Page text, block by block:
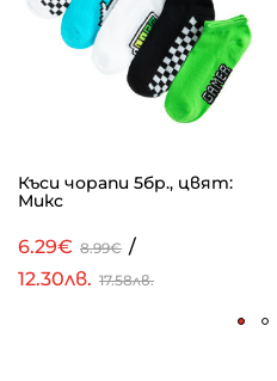
Къси чорапи 5бр., цвят:
Микс
6.29€ 8.99€ /
12.30лв. 17.58лв.